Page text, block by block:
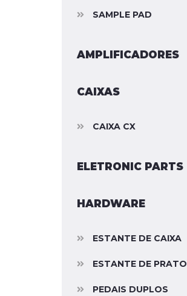
SAMPLE PAD
AMPLIFICADORES
CAIXAS
CAIXA CX
ELETRONIC PARTS
HARDWARE
ESTANTE DE CAIXA
ESTANTE DE PRATO
PEDAIS DUPLOS